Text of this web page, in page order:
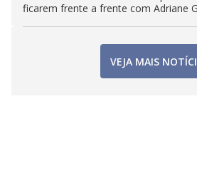
ficarem frente a frente com Adriane
VEJA MAIS